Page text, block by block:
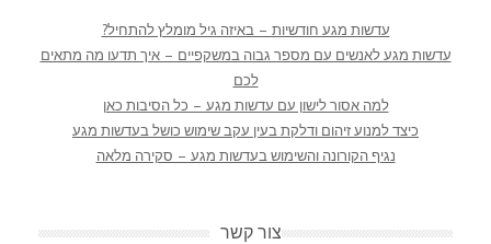
עדשות מגע חודשיות – באיזה גיל מומלץ להתחיל?
עדשות מגע לאנשים עם מספר גבוה במשקפיים – איך תדעו מה מתאים
לכם
למה אסור לישון עם עדשות מגע – כל הסיבות כאן
כיצד למנוע זיהום ודלקת בעין עקב שימוש כושל בעדשות מגע
נגיף הקורונה והשימוש בעדשות מגע – סקירה מלאה
צור קשר